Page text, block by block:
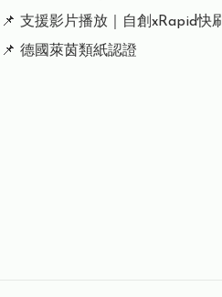
📌 支援影片播放｜自創xRapid快
📌 德國萊茵類紙認證